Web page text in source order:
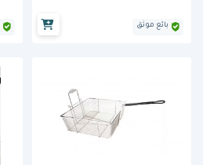
بائع موثق